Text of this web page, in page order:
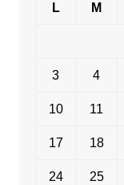
L M
3 4
10 11
17 18
24 25